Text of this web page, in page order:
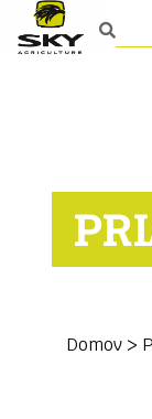
Domov >